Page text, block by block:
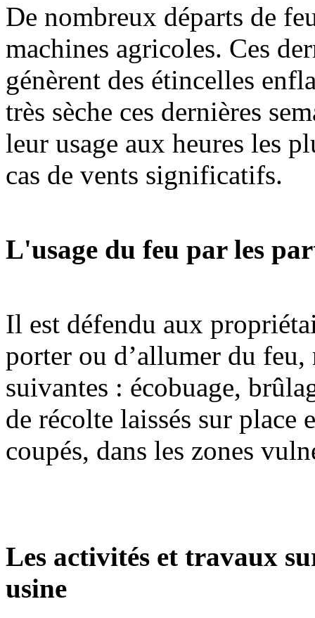
De nombreux départs de
machines agricoles. Ces
génèrent des étincelles
très sèche ces dernières
leur usage aux heures les
cas de vents significatifs.
L'usage du feu par les
Il est défendu aux
porter ou d’allumer du feu,
suivantes : écobuage,
de récolte laissés sur
coupés, dans les zones
Les activités et travaux
usine